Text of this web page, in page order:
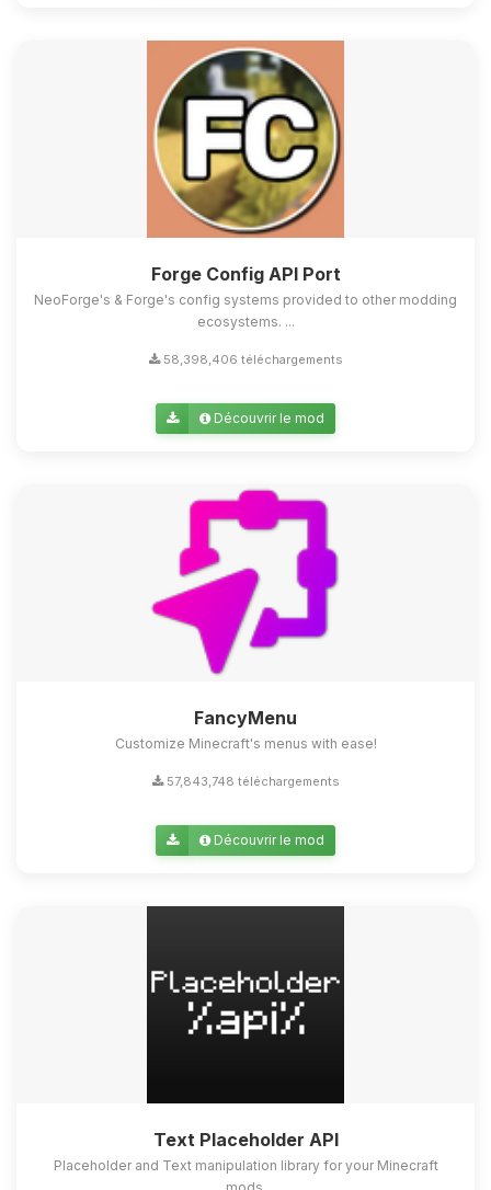
Forge Config API Port
NeoForge's & Forge's config systems provided to other modding
ecosystems. ...
58,398,406 téléchargements
Découvrir le mod
FancyMenu
Customize Minecraft's menus with ease!
57,843,748 téléchargements
Découvrir le mod
Text Placeholder API
Placeholder and Text manipulation library for your Minecraft